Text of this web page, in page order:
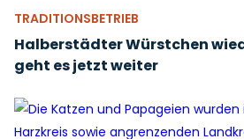
TRADITIONSBETRIEB
Halberstädter Würstchen
geht es jetzt weiter